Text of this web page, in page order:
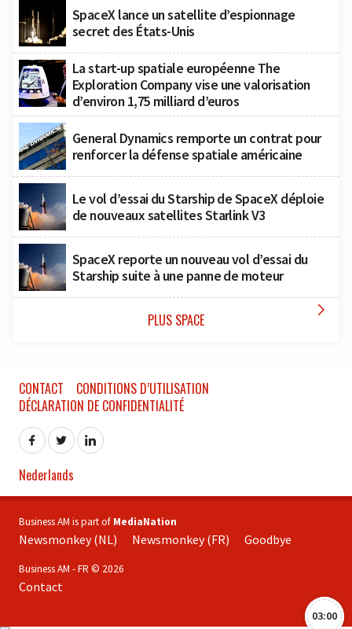
SpaceX lance un satellite d’espionnage
secret des États-Unis
La start-up spatiale européenne The
Exploration Company vise une valorisation
d’environ 1,75 milliard d’euros
General Dynamics remporte un contrat pour
renforcer la défense spatiale américaine
Le vol d’essai du Starship de SpaceX déploie
de nouveaux satellites Starlink V3
SpaceX reporte un nouveau vol d’essai du
Starship suite à une panne de moteur
PLUS SPACE 
03:00
CONTACT
CONDITIONS D’UTILISATION
DÉCLARATION DE CONFIDENTIALITÉ
Nederlands
Business AM is part of MediaNation
Newsmonkey (NL) Newsmonkey (FR) Goodbye
Business AM - FR © 2026
Contact